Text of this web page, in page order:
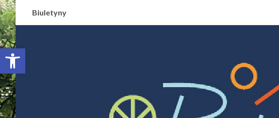
Otwórz pasek narzędzi
Biuletyny